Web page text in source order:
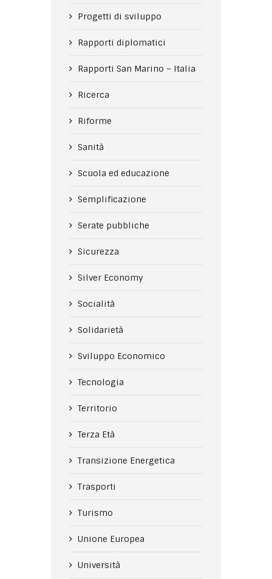
Progetti di sviluppo
Rapporti diplomatici
Rapporti San Marino – Italia
Ricerca
Riforme
Sanità
Scuola ed educazione
Semplificazione
Serate pubbliche
Sicurezza
Silver Economy
Socialità
Solidarietà
Sviluppo Economico
Tecnologia
Territorio
Terza Età
Transizione Energetica
Trasporti
Turismo
Unione Europea
Università